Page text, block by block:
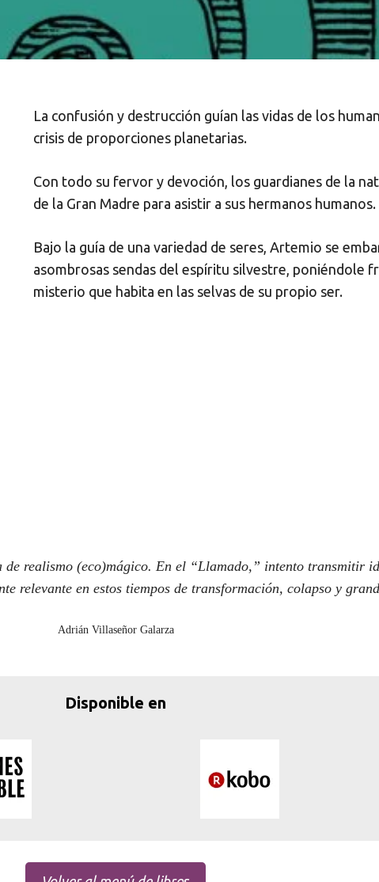
La confusión y destrucción guían las vidas de los
crisis de proporciones planetarias.
Con todo su fervor y devoción, los guardianes de la
de la Gran Madre para asistir a sus hermanos humanos.
Bajo la guía de una variedad de seres, Artemio se
asombrosas sendas del espíritu silvestre, poniéndole
misterio que habita en las selvas de su propio ser.
realismo (eco)mágico. En el “Llamado,” intento transmitir
relevante en estos tiempos de transformación, colapso y
Adrián Villaseñor Galarza
Disponible en